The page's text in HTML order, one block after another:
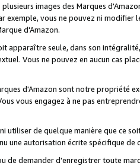
images des Marques
exemple, vous ne pouvez ni
d'Amazon.
apparaître seule, dans son
Vous ne pouvez en aucun cas
d'Amazon sont notre propriété
vous engagez à ne pas
utiliser de quelque manière que ce
une autorisation écrite spécifique de
de demander d'enregistrer toute